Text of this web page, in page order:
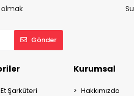
Gönder
Et Şarküteri
Kurumsal
Hakkımızda